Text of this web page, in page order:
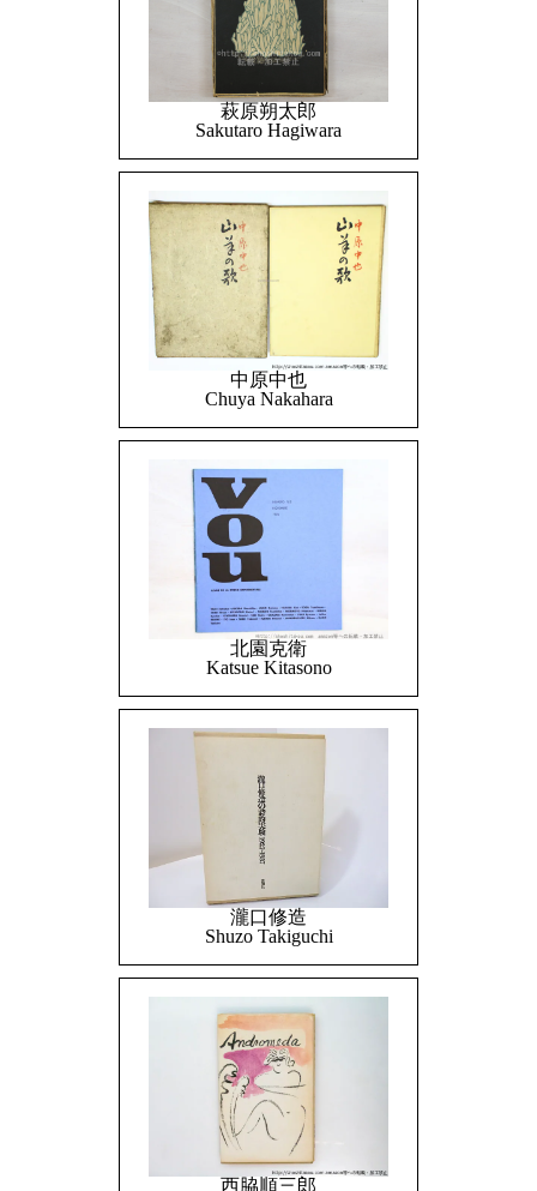
萩原朔太郎
Sakutaro Hagiwara
中原中也
Chuya Nakahara
北園克衛
Katsue Kitasono
瀧口修造
Shuzo Takiguchi
西脇順三郎